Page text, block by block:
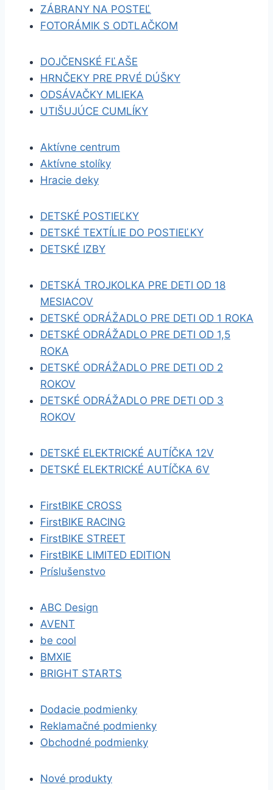
ZÁBRANY NA POSTEĽ
FOTORÁMIK S ODTLAČKOM
DOJČENSKÉ FĽAŠE
HRNČEKY PRE PRVÉ DÚŠKY
ODSÁVAČKY MLIEKA
UTIŠUJÚCE CUMLÍKY
Aktívne centrum
Aktívne stolíky
Hracie deky
DETSKÉ POSTIEĽKY
DETSKÉ TEXTÍLIE DO POSTIEĽKY
DETSKÉ IZBY
DETSKÁ TROJKOLKA PRE DETI OD 18
MESIACOV
DETSKÉ ODRÁŽADLO PRE DETI OD 1 ROKA
DETSKÉ ODRÁŽADLO PRE DETI OD 1,5
ROKA
DETSKÉ ODRÁŽADLO PRE DETI OD 2
ROKOV
DETSKÉ ODRÁŽADLO PRE DETI OD 3
ROKOV
DETSKÉ ELEKTRICKÉ AUTÍČKA 12V
DETSKÉ ELEKTRICKÉ AUTÍČKA 6V
FirstBIKE CROSS
FirstBIKE RACING
FirstBIKE STREET
FirstBIKE LIMITED EDITION
Príslušenstvo
ABC Design
AVENT
be cool
BMXIE
BRIGHT STARTS
Dodacie podmienky
Reklamačné podmienky
Obchodné podmienky
Nové produkty